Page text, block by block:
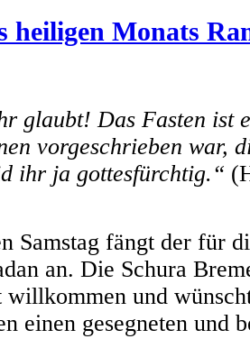
heiligen Monats
glaubt! Das Fasten ist
vorgeschrieben war,
ihr ja gottesfürchtig.“
Samstag fängt der für
an. Die Schura
willkommen und
einen gesegneten und